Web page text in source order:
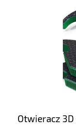
Otwieracz